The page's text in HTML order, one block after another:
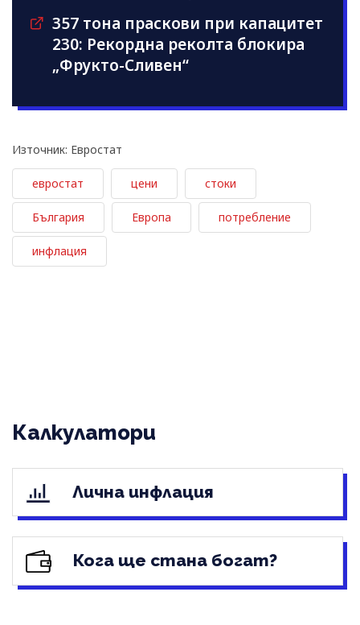
357 тона праскови при капацитет
230: Рекордна реколта блокира
„Фрукто-Сливен“
Източник: Евростат
евростат цени стоки
България Европа потребление
инфлация
Калкулатори
Лична инфлация
Кога ще стана богат?